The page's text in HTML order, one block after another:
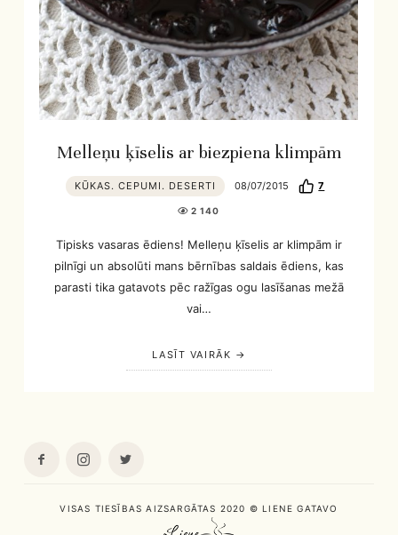
Melleņu ķīselis ar biezpiena klimpām
KŪKAS. CEPUMI. DESERTI 08/07/2015 7
2 140
Tipisks vasaras ēdiens! Melleņu ķīselis ar klimpām ir
pilnīgi un absolūti mans bērnības saldais ēdiens, kas
parasti tika gatavots pēc ražīgas ogu lasīšanas mežā
vai…
LASĪT VAIRĀK
VISAS TIESĪBAS AIZSARGĀTAS 2020 © LIENE GATAVO